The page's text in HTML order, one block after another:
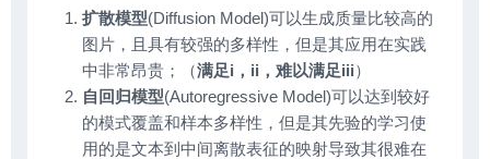
扩散模型(Diffusion Model)可以生成质量比较高的
图片，且具有较强的多样性，但是其应用在实践
中非常昂贵；（满足i，ii，难以满足iii）
自回归模型(Autoregressive Model)可以达到较好
的模式覆盖和样本多样性，但是其先验的学习使
用的是文本到中间离散表征的映射导致其很难在